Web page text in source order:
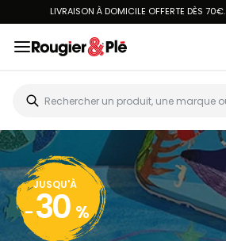
LIVRAISON À DOMICILE OFFERTE DÈS 70€.
JUSQU'À
- 30 %